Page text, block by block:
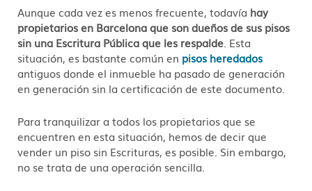
Aunque cada vez es menos frecuente, todavía hay
propietarios en Barcelona que son dueños de sus pisos
sin una Escritura Pública que les respalde . Esta
situación, es bastante común en pisos heredados
antiguos donde el inmueble ha pasado de generación
en generación sin la certificación de este documento.
Para tranquilizar a todos los propietarios que se
encuentren en esta situación, hemos de decir que
vender un piso sin Escrituras, es posible. Sin embargo,
no se trata de una operación sencilla.